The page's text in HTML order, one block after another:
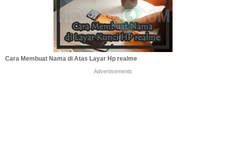
Cara Membuat Nama di Atas Layar Hp realme
Advertisements